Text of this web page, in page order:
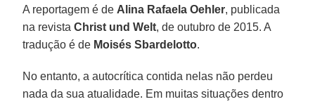
A reportagem é de Alina Rafaela Oehler, publicada
na revistaChrist und Welt, de outubro de 2015. A
tradução é de Moisés Sbardelotto.
No entanto, a autocrítica contida nelas não perdeu
nada da sua atualidade. Em muitas situações dentro